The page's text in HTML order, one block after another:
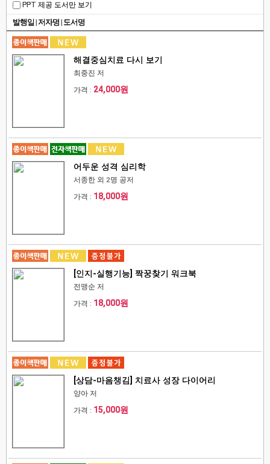
PPT 제공 도서만 보기
발행일 | 저자명 | 도서명
해결중심치료 다시 보기
최중진 저
가격 : 24,000원
어두운 성격 심리학
서종한 외 2명 공저
가격 : 18,000원
[인지-실행기능] 짝꿍찾기 워크북
전맹순 저
가격 : 18,000원
[상담-마음챙김] 치료사 성장 다이어리
양아 저
가격 : 15,000원